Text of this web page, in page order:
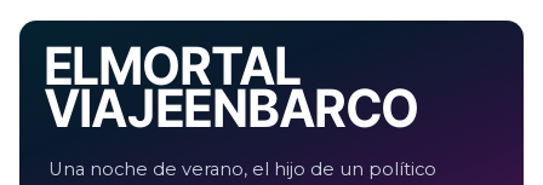
EL MORTAL
VIAJE EN BARCO
Una noche de verano, el hijo de un político